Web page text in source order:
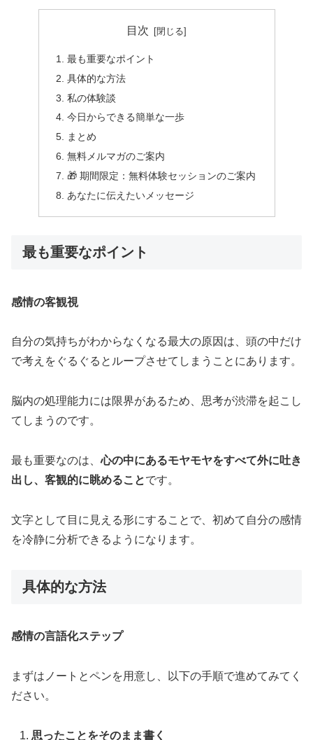
目次
最も重要なポイント
具体的な方法
私の体験談
今日からできる簡単な一歩
まとめ
無料メルマガのご案内
🎁 期間限定：無料体験セッションのご案内
あなたに伝えたいメッセージ
最も重要なポイント
感情の客観視
自分の気持ちがわからなくなる最大の原因は、頭の中だけ
で考えをぐるぐるとループさせてしまうことにあります。
脳内の処理能力には限界があるため、思考が渋滞を起こし
てしまうのです。
最も重要なのは、心の中にあるモヤモヤをすべて外に吐き
出し、客観的に眺めることです。
文字として目に見える形にすることで、初めて自分の感情
を冷静に分析できるようになります。
具体的な方法
感情の言語化ステップ
まずはノートとペンを用意し、以下の手順で進めてみてく
ださい。
思ったことをそのまま書く